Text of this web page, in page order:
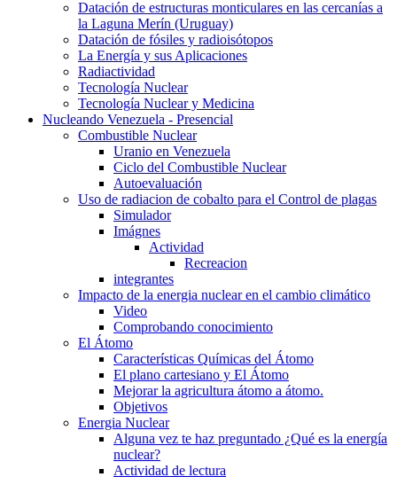
Datación de estructuras monticulares en las cercanías a
la Laguna Merín (Uruguay)
Datación de fósiles y radioisótopos
La Energía y sus Aplicaciones
Radiactividad
Tecnología Nuclear
Tecnología Nuclear y Medicina
Nucleando Venezuela - Presencial
Combustible Nuclear
Uranio en Venezuela
Ciclo del Combustible Nuclear
Autoevaluación
Uso de radiacion de cobalto para el Control de plagas
Simulador
Imágnes
Actividad
Recreacion
integrantes
Impacto de la energia nuclear en el cambio climático
Video
Comprobando conocimiento
El Átomo
Características Químicas del Átomo
El plano cartesiano y El Átomo
Mejorar la agricultura átomo a átomo.
Objetivos
Energia Nuclear
Alguna vez te haz preguntado ¿Qué es la energía
nuclear?
Actividad de lectura